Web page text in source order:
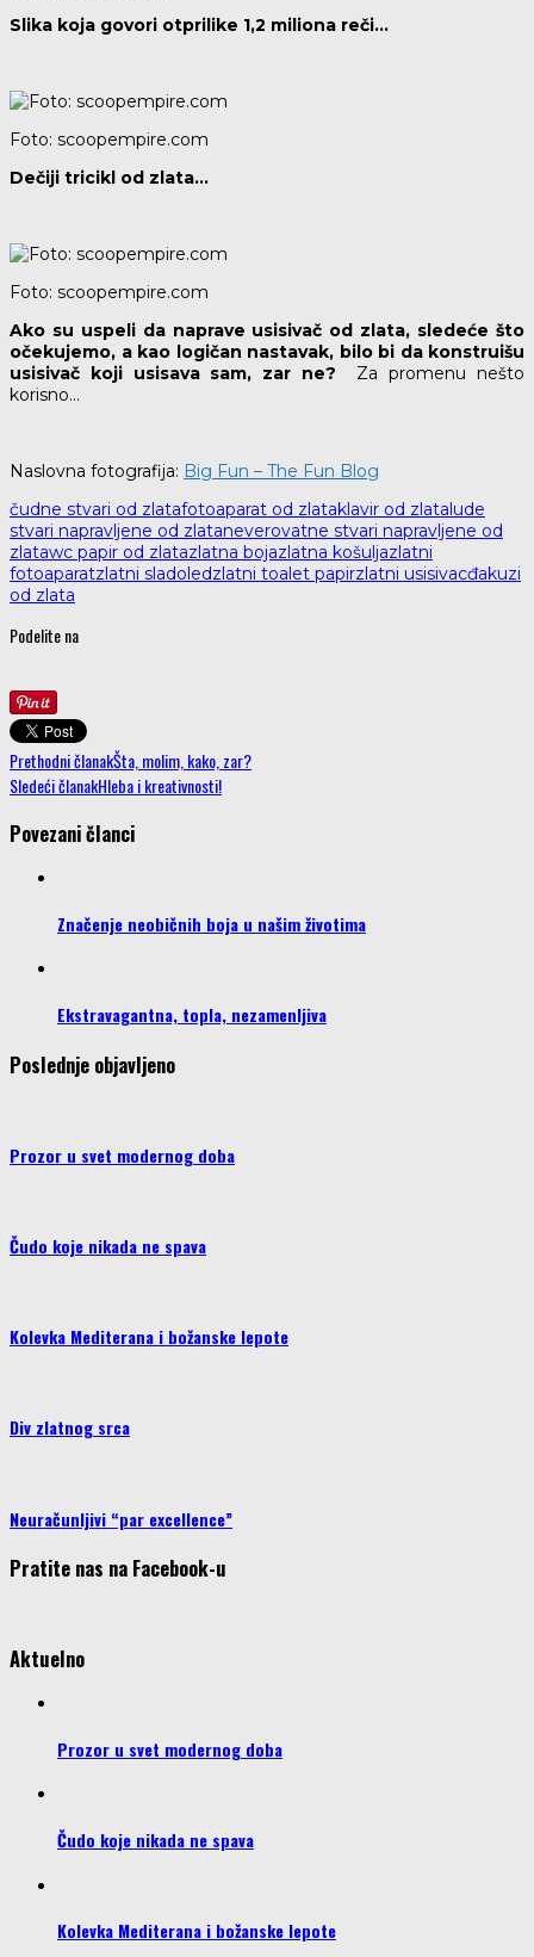
Slika koja govori otprilike 1,2 miliona reči…
Foto: scoopempire.com
Dečiji tricikl od zlata…
Foto: scoopempire.com
Ako su uspeli da naprave usisivač od zlata, sledeće što
očekujemo, a kao logičan nastavak, bilo bi da konstruišu
usisivač koji usisava sam, zar ne? Za promenu nešto
korisno…
Naslovna fotografija: Big Fun – The Fun Blog
čudne stvari od zlatafotoaparat od zlataklavir od zlata lude
stvari napravljene od zlataneverovatne stvari napravljene od
zlatawc papir od zlatazlatna bojazlatna košuljazlatni
fotoaparatzlatni sladoledzlatni toalet papirzlatni usisivacđakuzi
od zlata
Podelite na
Prethodni članakŠta, molim, kako, zar?
Sledeći članakHleba i kreativnosti!
Povezani članci
Značenje neobičnih boja u našim životima
Ekstravagantna, topla, nezamenljiva
Poslednje objavljeno
Prozor u svet modernog doba
Čudo koje nikada ne spava
Kolevka Mediterana i božanske lepote
Div zlatnog srca
Neuračunljivi “par excellence”
Pratite nas na Facebook-u
Aktuelno
Prozor u svet modernog doba
Čudo koje nikada ne spava
Kolevka Mediterana i božanske lepote